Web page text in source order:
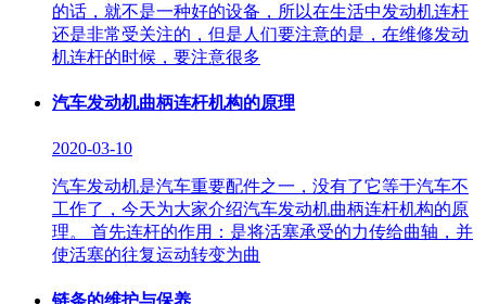
的话，就不是一种好的设备，所以在生活中发动机连杆
还是非常受关注的，但是人们要注意的是，在维修发动
机连杆的时候，要注意很多
汽车发动机曲柄连杆机构的原理
2020-03-10
汽车发动机是汽车重要配件之一，没有了它等于汽车不
工作了，今天为大家介绍汽车发动机曲柄连杆机构的原
理。 首先连杆的作用：是将活塞承受的力传给曲轴，并
使活塞的往复运动转变为曲
链条的维护与保养